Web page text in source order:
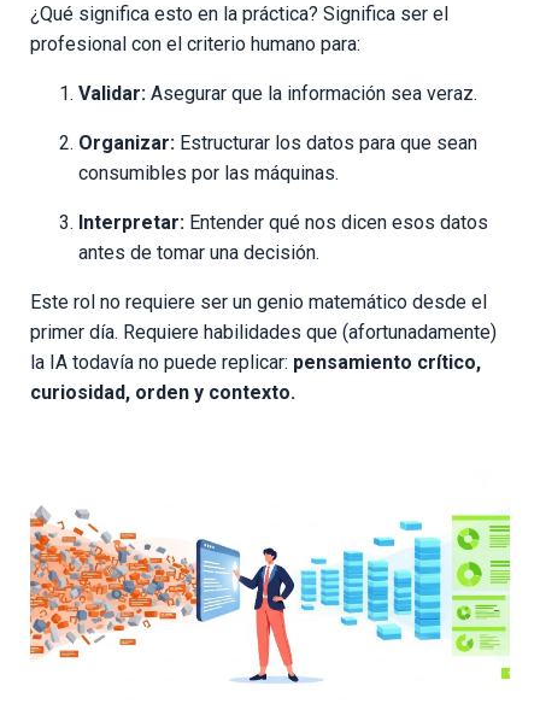
¿Qué significa esto en la práctica? Significa ser el
profesional con el criterio humano para:
Validar: Asegurar que la información sea veraz.
Organizar: Estructurar los datos para que sean
consumibles por las máquinas.
Interpretar: Entender qué nos dicen esos datos
antes de tomar una decisión.
Este rol no requiere ser un genio matemático desde el
primer día. Requiere habilidades que (afortunadamente)
la IA todavía no puede replicar: pensamiento crítico,
curiosidad, orden y contexto.